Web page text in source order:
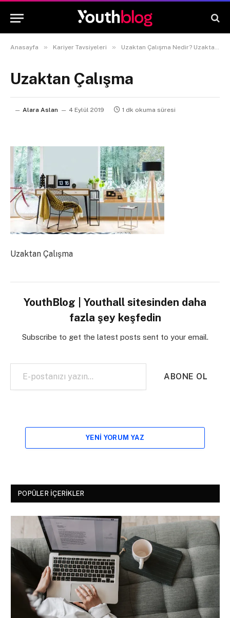
Anasayfa » Kariyer Tavsiyeleri » Uzaktan Çalışma Nedir? Uzaktan Çalışmanın Avantajları ve Dezavantajları
Uzaktan Çalışma
Alara Aslan 4 Eylül 2019 1 dk okuma süresi
Uzaktan Çalışma
YouthBlog | Youthall sitesinden daha
fazla şey keşfedin
Subscribe to get the latest posts sent to your email.
E-postanızı yazın…
ABONE OL
YENI YORUM YAZ
POPÜLER İÇERIKLER